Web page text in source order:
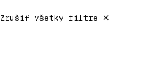
Zrušiť všetky filtre ×